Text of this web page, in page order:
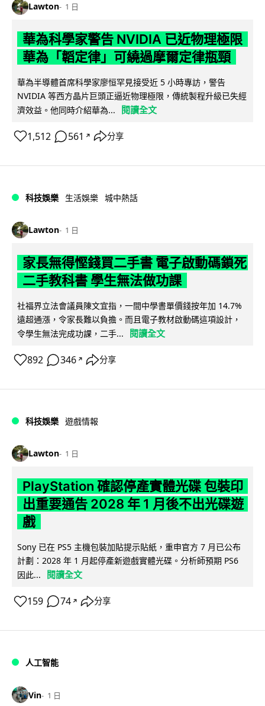
Lawton 1 日
華為科學家警告 NVIDIA 已近物理極限
華為「韜定律」可繞過摩爾定律瓶頸
華為半導體首席科學家廖恒罕見接受近 5 小時專訪，警告
NVIDIA 等西方晶片巨頭正逼近物理極限，傳統製程升級已失經
濟效益。他同時介紹華為...
閱讀全文
1,512 561 ↗ 分享
科技娛樂 生活娛樂 城中熱話
Lawton 1 日
家長無得慳錢買二手書 電子啟動碼鎖死
二手教科書 學生無法做功課
社福界立法會議員陳文宜指，一間中學書單價錢按年加 14.7%
遠超通漲，令家長難以負擔。而且電子教材啟動碼這項設計，
令學生無法完成功課，二手...
閱讀全文
892 346 ↗ 分享
科技娛樂 遊戲情報
Lawton 1 日
PlayStation 確認停產實體光碟 包裝印
出重要通告 2028 年 1 月後不出光碟遊
戲
Sony 已在 PS5 主機包裝加貼提示貼紙，重申官方 7 月已公布
計劃：2028 年 1 月起停產新遊戲實體光碟。分析師預期 PS6
因此...
閱讀全文
159 74 ↗ 分享
人工智能
Vin 1 日